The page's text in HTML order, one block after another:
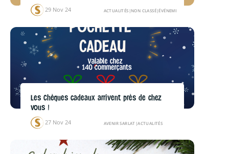
29 Nov 24 ACTUALITÉS |NON CLASSÉ|ÉVÉNEMENTS
Les Chèques cadeaux arrivent près de chez
vous !
27 Nov 24 AVENIR SARLAT |ACTUALITÉS